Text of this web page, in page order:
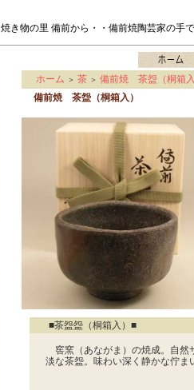
焼き物の里 備前から・・備前焼陶芸家の手
ホーム ＞ 茶 ＞ 備前焼 茶盌（桐箱入
備前焼 茶盌（桐箱入）
■茶盌盌（桐箱入）■
窖窯（あながま）の焼成。自然
淡な茶盌。味わい深く静かな佇ま